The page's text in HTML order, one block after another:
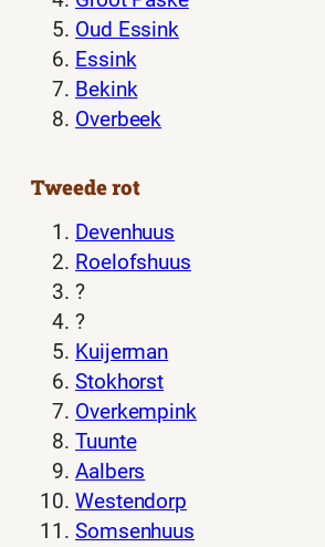
Oud Essink
Essink
Bekink
Overbeek
Tweede rot
Devenhuus
Roelofshuus
?
?
Kuijerman
Stokhorst
Overkempink
Tuunte
Aalbers
Westendorp
Somsenhuus